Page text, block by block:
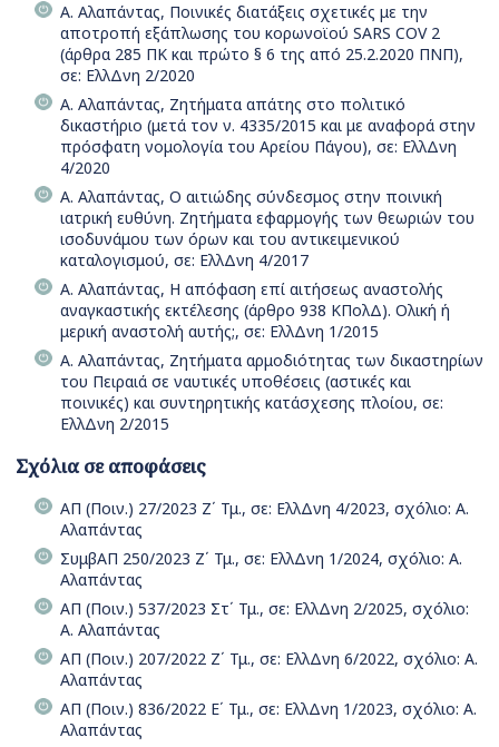
Α. Αλαπάντας, Ποινικές διατάξεις σχετικές με την
αποτροπή εξάπλωσης του κορωνοϊού SARS COV 2
(άρθρα 285 ΠΚ και πρώτο § 6 της από 25.2.2020 ΠΝΠ),
σε: ΕλλΔνη 2/2020
Α. Αλαπάντας, Ζητήματα απάτης στο πολιτικό
δικαστήριο (μετά τον ν. 4335/2015 και με αναφορά στην
πρόσφατη νομολογία του Αρείου Πάγου), σε: ΕλλΔνη
4/2020
Α. Αλαπάντας, Ο αιτιώδης σύνδεσμος στην ποινική
ιατρική ευθύνη. Ζητήματα εφαρμογής των θεωριών του
ισοδυνάμου των όρων και του αντικειμενικού
καταλογισμού, σε: ΕλλΔνη 4/2017
Α. Αλαπάντας, Η απόφαση επί αιτήσεως αναστολής
αναγκαστικής εκτέλεσης (άρθρο 938 ΚΠολΔ). Ολική ή
μερική αναστολή αυτής;, σε: ΕλλΔνη 1/2015
Α. Αλαπάντας, Ζητήματα αρμοδιότητας των δικαστηρίων
του Πειραιά σε ναυτικές υποθέσεις (αστικές και
ποινικές) και συντηρητικής κατάσχεσης πλοίου, σε:
ΕλλΔνη 2/2015
Σχόλια σε αποφάσεις
ΑΠ (Ποιν.) 27/2023 Ζ΄ Τμ., σε: ΕλλΔνη 4/2023, σχόλιο: Α.
Αλαπάντας
ΣυμβΑΠ 250/2023 Ζ΄ Τμ., σε: ΕλλΔνη 1/2024, σχόλιο: Α.
Αλαπάντας
ΑΠ (Ποιν.) 537/2023 Στ΄ Τμ., σε: ΕλλΔνη 2/2025, σχόλιο:
Α. Αλαπάντας
ΑΠ (Ποιν.) 207/2022 Ζ΄ Τμ., σε: ΕλλΔνη 6/2022, σχόλιο: Α.
Αλαπάντας
ΑΠ (Ποιν.) 836/2022 Ε΄ Τμ., σε: ΕλλΔνη 1/2023, σχόλιο: Α.
Αλαπάντας